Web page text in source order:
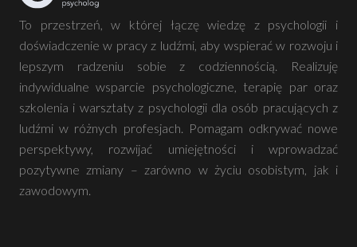
To przestrzeń, w której łączę wiedzę z psychologii i
doświadczenie w pracy z ludźmi, aby wspierać w rozwoju i
lepszym radzeniu sobie z codziennością. Realizuję
indywidualne wsparcie psychologiczne, terapię par oraz
szkolenia i warsztaty z psychologii dla osób pracujących z
ludźmi w różnych profesjach. Pomagam odkrywać nowe
perspektywy, rozwijać umiejętności i wprowadzać
pozytywne zmiany – zarówno w życiu osobistym, jak i
zawodowym.